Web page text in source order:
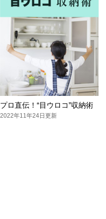
プロ直伝！“目ウロコ”収納術
2022年11年24日更新